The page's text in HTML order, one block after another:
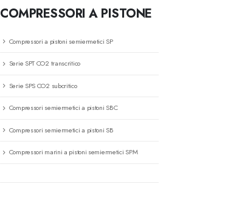
COMPRESSORI A PISTONE
Compressori a pistoni semiermetici SP
Serie SPT CO2 transcritico
Serie SPS CO2 subcritico
Compressori semiermetici a pistoni SBC
Compressori semiermetici a pistoni SB
Compressori marini a pistoni semiermetici SPM